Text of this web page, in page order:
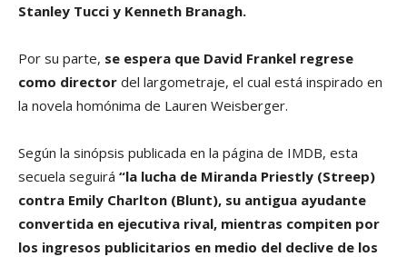
Stanley Tucci y Kenneth Branagh.
Por su parte, se espera que David Frankel regrese
como director del largometraje, el cual está inspirado en
la novela homónima de Lauren Weisberger.
Según la sinópsis publicada en la página de IMDB, esta
secuela seguirá “la lucha de Miranda Priestly (Streep)
contra Emily Charlton (Blunt), su antigua ayudante
convertida en ejecutiva rival, mientras compiten por
los ingresos publicitarios en medio del declive de los